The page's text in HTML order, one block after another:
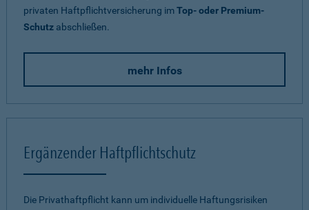
privaten Haftpflichtversicherung imTop- oder Premium-
Schutz abschließen.
mehr Infos
Ergänzender Haftpflichtschutz
Die Privathaftpflicht kann um individuelle Haftungsrisiken